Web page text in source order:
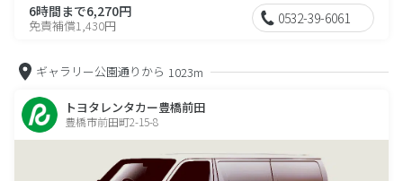
6時間まで6,270円
免責補償1,430円 0532-39-6061
ギャラリー公園通りから 1023m
トヨタレンタカー豊橋前田
豊橋市前田町2-15-8